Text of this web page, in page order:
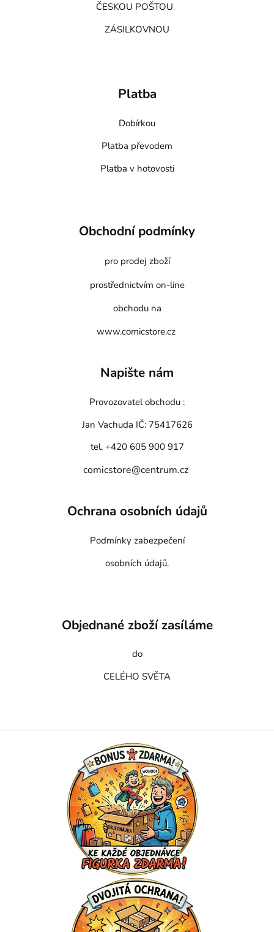
ČESKOU POŠTOU
ZÁSILKOVNOU
Platba
Dobírkou
Platba převodem
Platba v hotovosti
Obchodní podmínky
pro prodej zboží
prostřednictvím on-line
obchodu na
www.comicstore.cz
Napište nám
Provozovatel obchodu :
Jan Vachuda IČ: 75417626
tel. +420 605 900 917
comicstore@centrum.cz
Ochrana osobních údajů
Podmínky zabezpečení
osobních údajů.
Objednané zboží zasíláme
do
CELÉHO SVĚTA